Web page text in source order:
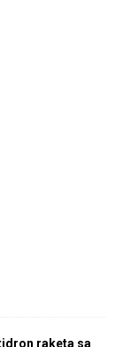
raketa sa